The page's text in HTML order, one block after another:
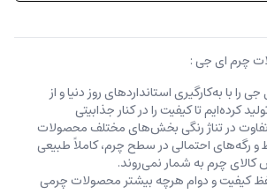
چرم ای جی :
با به‌کارگیری استانداردهای روز دنیا و از
کرده‌ایم تا کیفیت را در کنار جذابیتی
تفاوت در تناژ رنگی بخش‌های مختلف محصولات
احتمالی در سطح چرم، کاملاً طبیعی
چرم به شمار نمی‌روند.
کیفیت و دوام هرچه بیشتر محصولات چرمی